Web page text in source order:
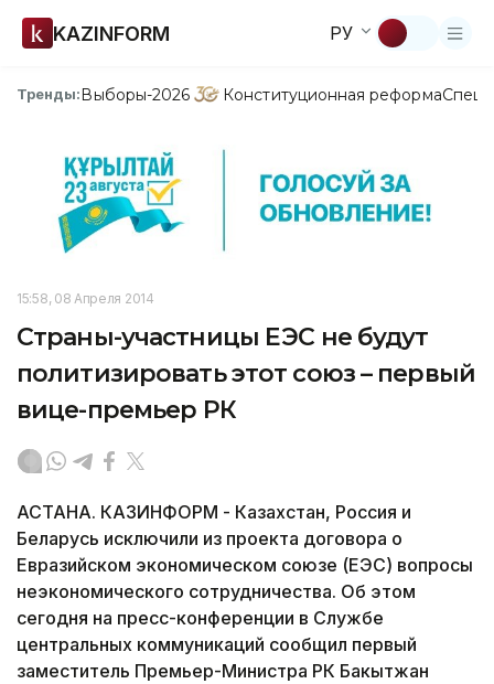
KAZINFORM РУ
Тренды:Выборы-2026 Конституционная реформа
15:58, 08 Апреля 2014
Страны-участницы ЕЭС не будут
политизировать этот союз – первый
вице-премьер РК
АСТАНА. КАЗИНФОРМ - Казахстан, Россия и
Беларусь исключили из проекта договора о
Евразийском экономическом союзе (ЕЭС) вопросы
неэкономического сотрудничества. Об этом
сегодня на пресс-конференции в Службе
центральных коммуникаций сообщил первый
заместитель Премьер-Министра РК Бакытжан